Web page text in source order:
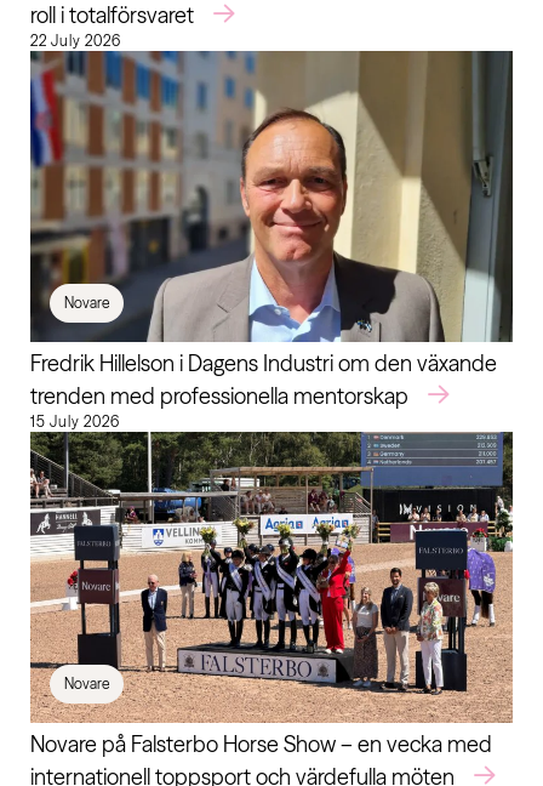
roll i totalförsvaret
22 July 2026
Novare
Fredrik Hillelson i Dagens Industri om den växande
trenden med professionella mentorskap
15 July 2026
Novare
Novare på Falsterbo Horse Show – en vecka med
internationell toppsport och värdefulla möten